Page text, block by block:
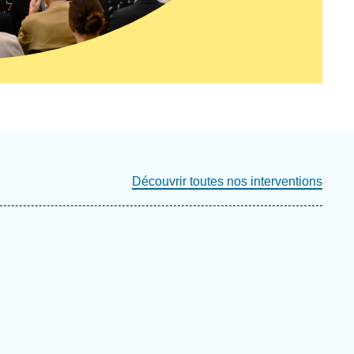
Découvrir toutes nos interventions